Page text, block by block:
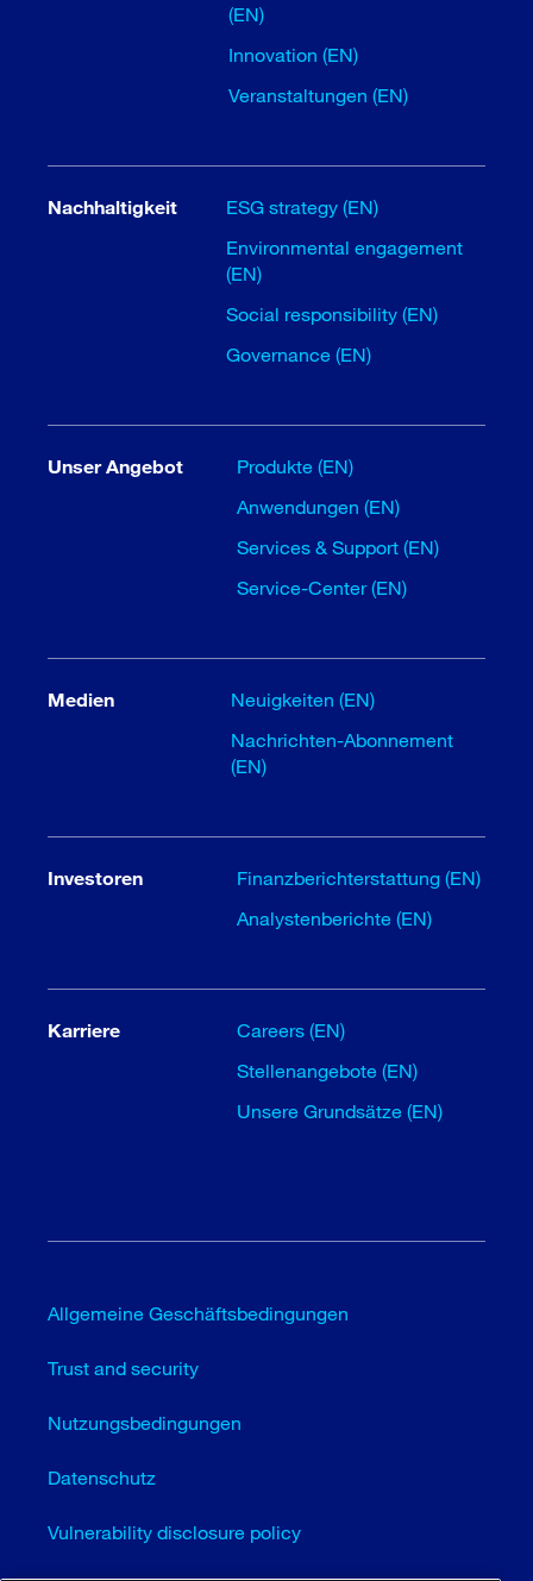
(EN)
Innovation (EN)
Veranstaltungen (EN)
Nachhaltigkeit
ESG strategy (EN)
Environmental engagement
(EN)
Social responsibility (EN)
Governance (EN)
Unser Angebot
Produkte (EN)
Anwendungen (EN)
Services & Support (EN)
Service-Center (EN)
Medien
Neuigkeiten (EN)
Nachrichten-Abonnement
(EN)
Investoren
Finanzberichterstattung (EN)
Analystenberichte (EN)
Karriere
Careers (EN)
Stellenangebote (EN)
Unsere Grundsätze (EN)
Allgemeine Geschäftsbedingungen
Trust and security
Nutzungsbedingungen
Datenschutz
Vulnerability disclosure policy